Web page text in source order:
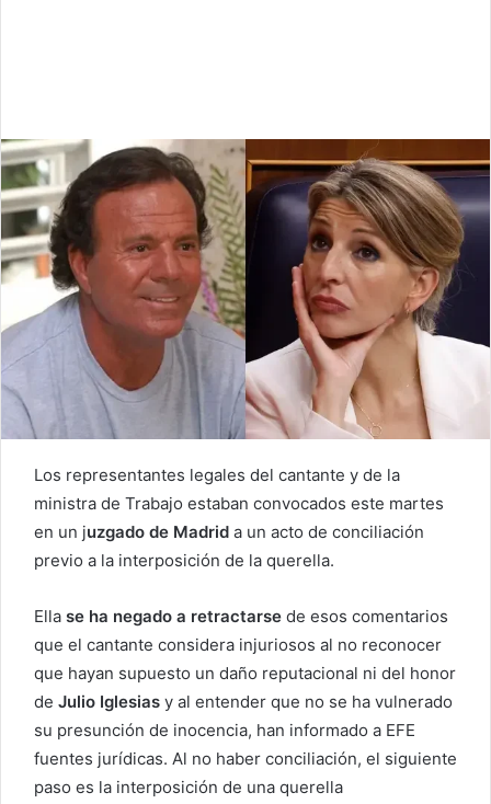
Los representantes legales del cantante y de la
ministra de Trabajo estaban convocados este martes
en un juzgado de Madrid a un acto de conciliación
previo a la interposición de la querella.
Ella se ha negado a retractarse de esos comentarios
que el cantante considera injuriosos al no reconocer
que hayan supuesto un daño reputacional ni del honor
de Julio Iglesias y al entender que no se ha vulnerado
su presunción de inocencia, han informado a EFE
fuentes jurídicas. Al no haber conciliación, el siguiente
paso es la interposición de una querella